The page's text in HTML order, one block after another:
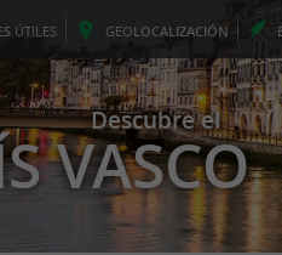
ÚTILES GEOLOCALIZACIÓN
Descubre el
VASCO